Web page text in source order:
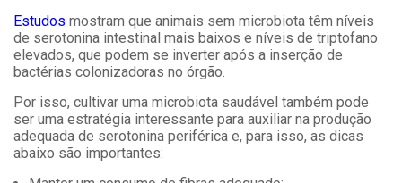
Estudos mostram que animais sem microbiota têm níveis
de serotonina intestinal mais baixos e níveis de triptofano
elevados, que podem se inverter após a inserção de
bactérias colonizadoras no órgão.
Por isso, cultivar uma microbiota saudável também pode
ser uma estratégia interessante para auxiliar na produção
adequada de serotonina periférica e, para isso, as dicas
abaixo são importantes: